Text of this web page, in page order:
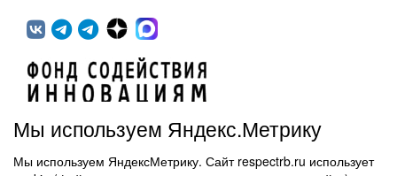
450071, г.Уфа, ул. 50 лет СССР, д.48 корп.1, офис 307
Мы используем Яндекс.Метрику
Мы используем ЯндексМетрику. Сайт respectrb.ru использует